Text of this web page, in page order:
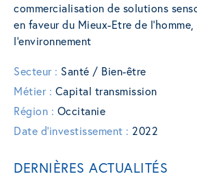
commercialisation de solutions
en faveur du Mieux-Etre de
l’environnement
Secteur : Santé / Bien-être
Métier : Capital transmission
Région : Occitanie
Date d'investissement : 2022
DERNIÈRES ACTUALITÉS